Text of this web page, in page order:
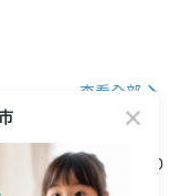
查看全部
2026/01/30